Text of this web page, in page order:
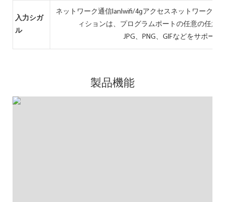
入力シガ
ル
ネットワーク通信lanlwifi/4gアクセスネットワークプ
ィションは、プログラムポートの任意の任意
JPG、PNG、GIFなどをサポート
製品機能